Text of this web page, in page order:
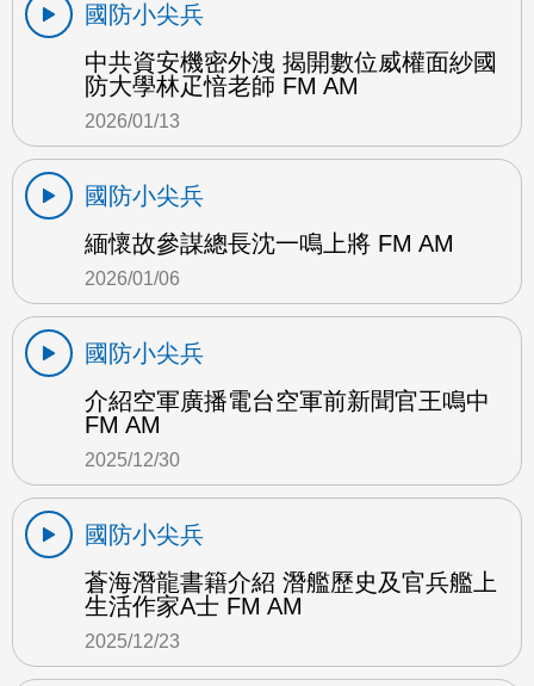
國防小尖兵
中共資安機密外洩 揭開數位威權面紗國
防大學林疋愔老師 FM AM
2026/01/13
國防小尖兵
緬懷故參謀總長沈一鳴上將 FM AM
2026/01/06
國防小尖兵
介紹空軍廣播電台空軍前新聞官王鳴中
FM AM
2025/12/30
國防小尖兵
蒼海潛龍書籍介紹 潛艦歷史及官兵艦上
生活作家A士 FM AM
2025/12/23